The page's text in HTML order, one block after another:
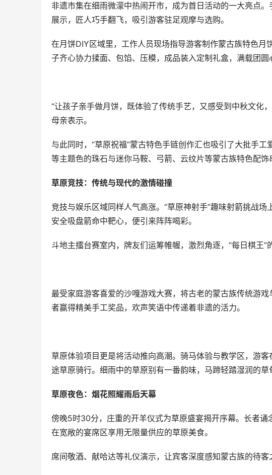
非遗市集在细雨微濛中热闹开市，成为首日活动的一大亮点
展示，匠人巧手翻飞，吸引游客驻足观摩与选购。
在月饼DIY区域里，工作人员现场指导游客制作蒙古族特色
子齐心协力揉面、包馅、压模，成品装入定制礼盒，满载团圆
“让孩子亲手做月饼，既体验了传统手艺，又感受到中秋文化
母亲表示。
与此同时，“草原祝福”蒙古特色手链创作汇也吸引了大批手
等主题色的珠石与迷你马鞍、弓箭、云纹片等蒙古族特色配饰
草原竞技：传统与现代的激情碰撞
竞技与娱乐区域同样人气高涨。“草原神射手”趣味射箭挑战
安全吸盘箭命中靶心，便引来阵阵喝彩。
斗地主擂台赛室内，牌友们运筹帷幄，激烈角逐，“每日棋王”
最受家庭游客喜爱的沙嘎游戏大赛，将古老的蒙古族传统游
者赢得精美手工奖品，欢声笑语中传递着非遗的活力。
草原体验项目更是将活动推向高潮。骑马体验与教学区，游
途草原骑行。细雨中的草原别有一番韵味，马蹄轻踏湿润的草
草原夜色：烟花照耀雨后天幕
傍晚5时30分，庄重的开羊仪式为草原盛宴揭开序幕。长者
在宽敞的宴席区享用无限量供应的草原美食。
席间敬酒、献哈达等礼仪演示，让宾客深度感知蒙古族的待客